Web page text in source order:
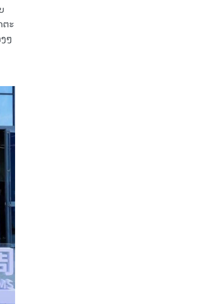
ະ
ໆ